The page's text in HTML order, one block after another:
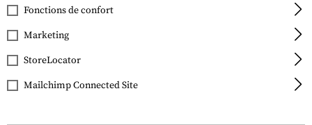
Fonctions de confort
Marketing
StoreLocator
Mailchimp Connected Site